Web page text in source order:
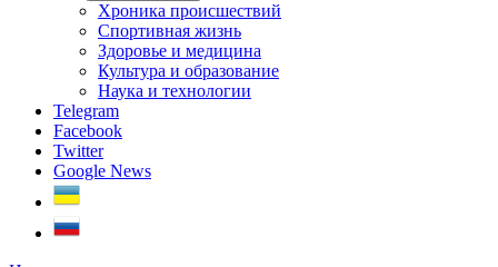
Хроника происшествий
Спортивная жизнь
Здоровье и медицина
Культура и образование
Наука и технологии
Telegram
Facebook
Twitter
Google News